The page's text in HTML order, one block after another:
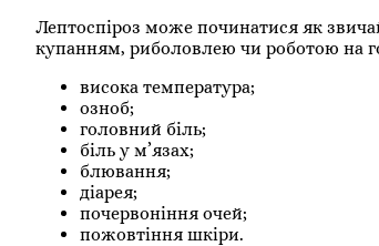
Лептоспіроз може починатися як
купанням, риболовлею чи роботою на
висока температура;
озноб;
головний біль;
біль у м’язах;
блювання;
діарея;
почервоніння очей;
пожовтіння шкіри.